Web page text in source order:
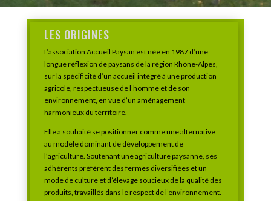
LES ORIGINES
L’association Accueil Paysan est née en 1987 d’une
longue réflexion de paysans de la région Rhône-Alpes,
sur la spécificité d’un accueil intégré à une production
agricole, respectueuse de l’homme et de son
environnement, en vue d’un aménagement
harmonieux du territoire.
Elle a souhaité se positionner comme une alternative
au modèle dominant de développement de
l’agriculture. Soutenant une agriculture paysanne, ses
adhérents préfèrent des fermes diversifiées et un
mode de culture et d’élevage soucieux de la qualité des
produits, travaillés dans le respect de l’environnement.